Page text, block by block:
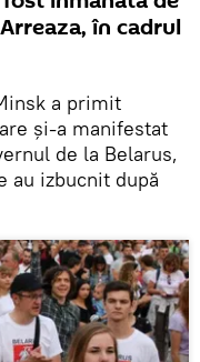
în cadrul
a primit
şi-a manifestat
de la Belarus,
au izbucnit după